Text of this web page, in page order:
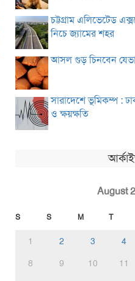
চট্টগ্রাম এলিভেটেড
নিচে জ্যামের শহর
আসল গুড় চিনবেন
সারাদেশে ভূমিকম্প :
ও ক্ষয়ক্ষতি
August
S S M T
1 2 3 4
8
9 10 11